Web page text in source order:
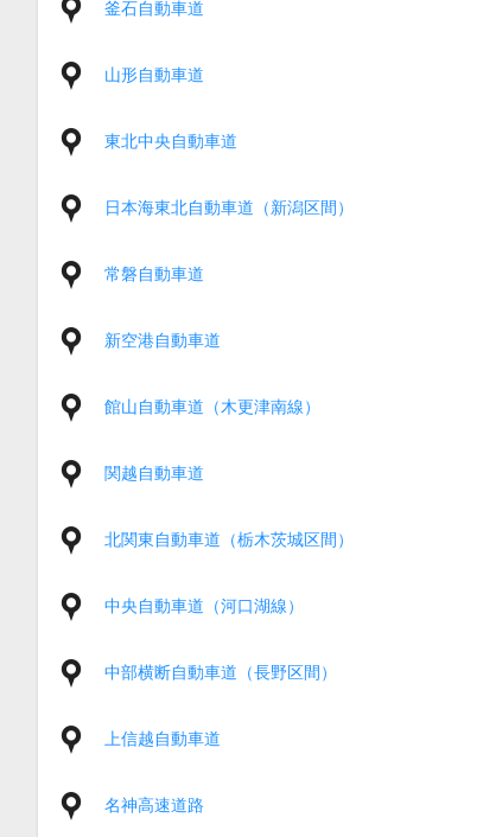
釜石自動車道
山形自動車道
東北中央自動車道
日本海東北自動車道（新潟区間）
常磐自動車道
新空港自動車道
館山自動車道（木更津南線）
関越自動車道
北関東自動車道（栃木茨城区間）
中央自動車道（河口湖線）
中部横断自動車道（長野区間）
上信越自動車道
名神高速道路